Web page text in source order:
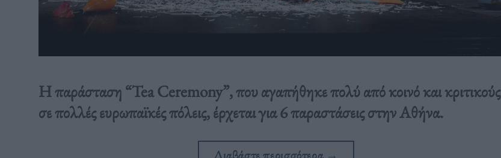
H παράσταση “Tea Ceremony”, που αγαπήθηκε πολύ από κοινό και κριτικούς
σε πολλές ευρωπαϊκές πόλεις, έρχεται για 6 παραστάσεις στην Αθήνα.